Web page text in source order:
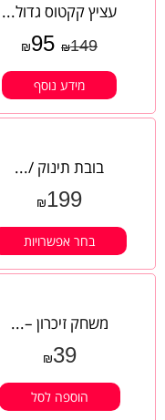
עציץ קקטוס גדול...
₪149
₪95
מידע נוסף
בובת תינוק /...
₪199
בחר אפשרויות
משחק זיכרון –...
₪39
הוספה לסל